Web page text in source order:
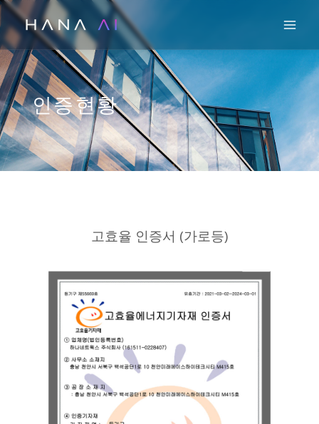
콘
텐
츠
로
건
너
뛰
기
인증현황
고효율 인증서 (가로등)